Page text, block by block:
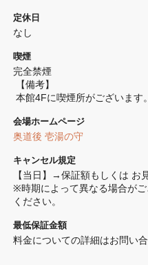
定休日
なし
喫煙
完全禁煙
【備考】
本館4Fに喫煙所がございます。
会場ホームページ
奥道後 壱湯の守
キャンセル規定
【当日】→保証額もしくは お
※時期によって異なる場合が
ください。
最低保証金額
料金についての詳細はお問い合